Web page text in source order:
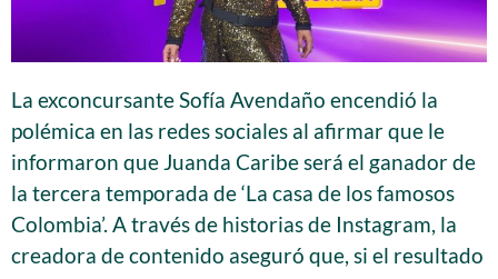
La exconcursante Sofía Avendaño encendió la
polémica en las redes sociales al afirmar que le
informaron que Juanda Caribe será el ganador de
la tercera temporada de ‘La casa de los famosos
Colombia’. A través de historias de Instagram, la
creadora de contenido aseguró que, si el resultado